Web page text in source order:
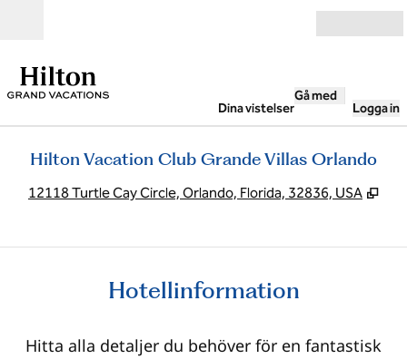
Dina vistelser
Gå med
Logga in
Hilton Vacation Club Grande Villas Orlando
12118 Turtle Cay Circle, Orlando, Florida, 32836, USA ,
Hotellinformation
Hitta alla detaljer du behöver för en fantastisk